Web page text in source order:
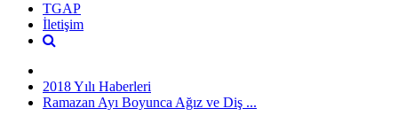
TGAP
İletişim
2018 Yılı Haberleri
Ramazan Ayı Boyunca Ağız ve Diş ...